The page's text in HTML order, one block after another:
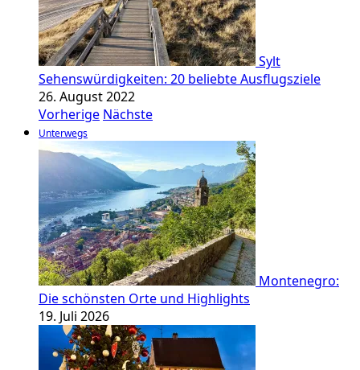
Sylt
Sehenswürdigkeiten: 20 beliebte Ausflugsziele
26. August 2022
Vorherige Nächste
Unterwegs
Montenegro:
Die schönsten Orte und Highlights
19. Juli 2026